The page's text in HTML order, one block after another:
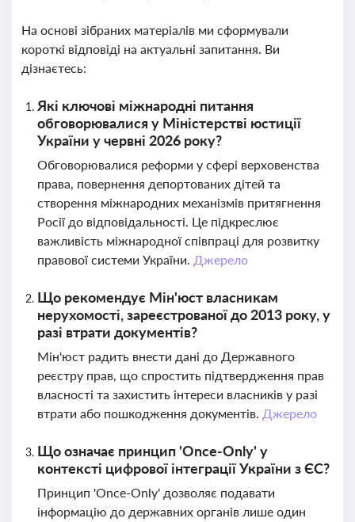
На основі зібраних матеріалів ми сформували
короткі відповіді на актуальні запитання. Ви
дізнаєтесь:
Які ключові міжнародні питання
обговорювалися у Міністерстві юстиції
України у червні 2026 року?
Обговорювалися реформи у сфері верховенства
права, повернення депортованих дітей та
створення міжнародних механізмів притягнення
Росії до відповідальності. Це підкреслює
важливість міжнародної співпраці для розвитку
правової системи України. Джерело
Що рекомендує Мін'юст власникам
нерухомості, зареєстрованої до 2013 року, у
разі втрати документів?
Мін'юст радить внести дані до Державного
реєстру прав, що спростить підтвердження прав
власності та захистить інтереси власників у разі
втрати або пошкодження документів. Джерело
Що означає принцип 'Once-Only' у
контексті цифрової інтеграції України з ЄС?
Принцип 'Once-Only' дозволяє подавати
інформацію до державних органів лише один